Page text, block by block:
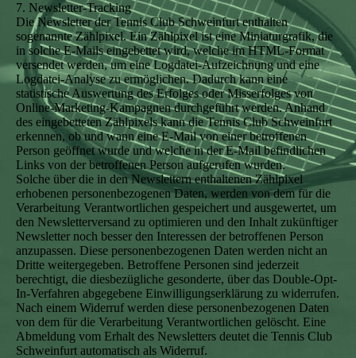
7. Newsletter-Tracking
Die Newsletter der Tennis Club Schweinfurt enthalten
sogenannte Zählpixel. Ein Zählpixel ist eine Miniaturgrafik, die
in solche E-Mails eingebettet wird, welche im HTML-Format
versendet werden, um eine Logdatei-Aufzeichnung und eine
Logdatei-Analyse zu ermöglichen. Dadurch kann eine
statistische Auswertung des Erfolges oder Misserfolges von
Online-Marketing-Kampagnen durchgeführt werden. Anhand
des eingebetteten Zählpixels kann die Tennis Club Schweinfurt
erkennen, ob und wann eine E-Mail von einer betroffenen
Person geöffnet wurde und welche in der E-Mail befindlichen
Links von der betroffenen Person aufgerufen wurden.
Solche über die in den Newslettern enthaltenen Zählpixel
erhobenen personenbezogenen Daten, werden von dem für die
Verarbeitung Verantwortlichen gespeichert und ausgewertet, um
den Newsletterversand zu optimieren und den Inhalt zukünftiger
Newsletter noch besser den Interessen der betroffenen Person
anzupassen. Diese personenbezogenen Daten werden nicht an
Dritte weitergegeben. Betroffene Personen sind jederzeit
berechtigt, die diesbezügliche gesonderte, über das Double-Opt-
In-Verfahren abgegebene Einwilligungserklärung zu widerrufen.
Nach einem Widerruf werden diese personenbezogenen Daten
von dem für die Verarbeitung Verantwortlichen gelöscht. Eine
Abmeldung vom Erhalt des Newsletters deutet die Tennis Club
Schweinfurt automatisch als Widerruf.